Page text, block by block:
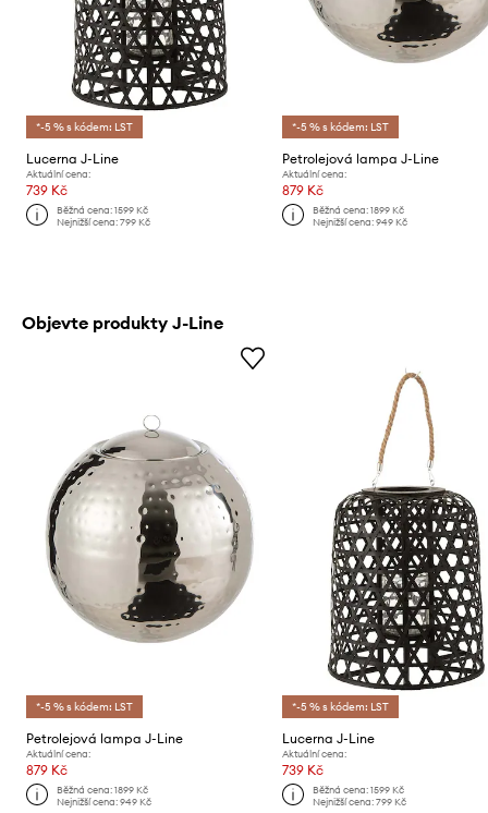
*-5 % s kódem: LST
Lucerna J-Line
Aktuální cena:
739 Kč
Běžná cena:1599 Kč
Nejnižší cena:799 Kč
*-5 % s kódem: LST
Petrolejová lampa J-Line
Aktuální cena:
879 Kč
Běžná cena: 1899 Kč
Nejnižší cena: 949 Kč
Objevte produkty J-Line
*-5 % s kódem: LST
Petrolejová lampa J-Line
Aktuální cena:
879 Kč
Běžná cena:1899 Kč
Nejnižší cena:949 Kč
*-5 % s kódem: LST
Lucerna J-Line
Aktuální cena:
739 Kč
Běžná cena: 1599 Kč
Nejnižší cena: 799 Kč